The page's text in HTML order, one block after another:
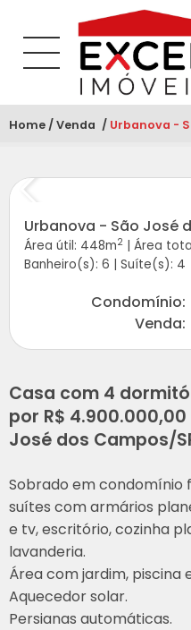
Home Venda Atual:
Urbanova -
Urbanova - São José
Área útil: 448m2 | Área
Banheiro(s): 6 | Suíte(s): 4
Condomínio:
Venda:
Casa com 4
por R$
José dos Campos/
Sobrado em condomínio
suítes com armários
e tv, escritório, cozinha
lavanderia.
Área com jardim, piscina
Aquecedor solar.
Persianas automáticas.